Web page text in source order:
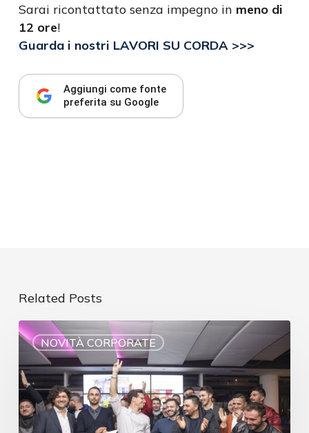
Sarai ricontattato senza impegno in meno di
12 ore!
Guarda i nostri LAVORI SU CORDA >>>
Aggiungi come fonte
preferita su Google
Related Posts
NOVITÀ CORPORATE